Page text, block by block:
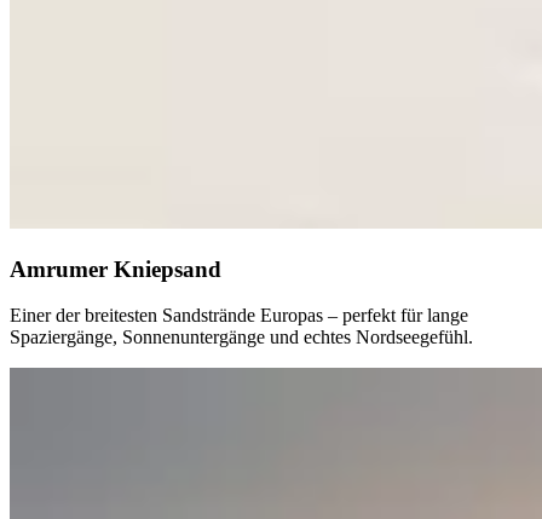
Amrumer Kniepsand
Einer der breitesten Sandstrände Europas – perfekt für lange
Spaziergänge, Sonnenuntergänge und echtes Nordseegefühl.